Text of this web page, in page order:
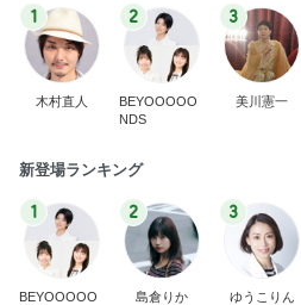
1
木村直人
2
BEYOOOOO
NDS
3
美川憲一
新登場ランキング
1
BEYOOOOO
2
島倉りか
3
ゆうこりん